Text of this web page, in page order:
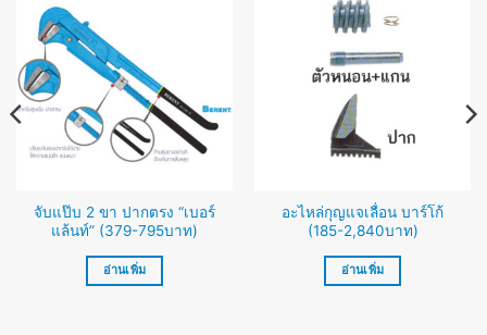
จับแป๊บ 2 ขา ปากตรง “เบอร์
แล้นท์” (379-795บาท)
อ่านเพิ่ม
อะไหล่กุญแจเลื่อน บาร์โก้
(185-2,840บาท)
อ่านเพิ่ม